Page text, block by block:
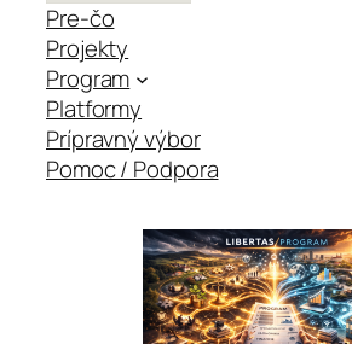
Pre-čo
Projekty
Program
Platformy
Prípravný výbor
Pomoc / Podpora